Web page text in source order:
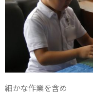
細かな作業を含め